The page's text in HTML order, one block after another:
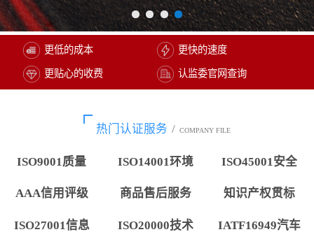
更低的成本 更快的速度
更贴心的收费 认监委官网查询
热门认证服务 / COMPANY FILE
ISO9001质量 ISO14001环境 ISO45001安全
AAA信用评级 商品售后服务 知识产权贯标
ISO27001信息 ISO20000技术 IATF16949汽车